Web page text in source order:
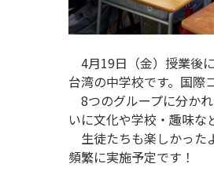
4月19日（金）授業後
台湾の中学校です。国際
8つのグループに分か
いに文化や学校・趣味な
生徒たちも楽しかった
頻繁に実施予定です！